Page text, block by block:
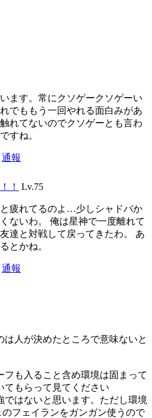
ます。常にクソゲークソゲーい
でももう一回やれる面白みがあ
れてないのでクソゲーとも言わ
すね。
通報
！ Lv.75
疲れてるのよ…少しシャドバか
ないわ。 俺は星神で一度離れて
達と対戦して戻ってきたわ。 あ
とかね。
通報
は人が決めたところで意味ないと
フも入ること含め環境は固まって
てもらって見てください
ではないと思います。ただし環境
フェイランをガンガン使うので